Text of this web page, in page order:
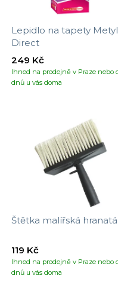
Lepidlo na tapety
Direct
Ihned na prodejně v Praze nebo
dnů u vás doma
249 Kč
Štětka malířská hranatá
Ihned na prodejně v Praze nebo
dnů u vás doma
119 Kč